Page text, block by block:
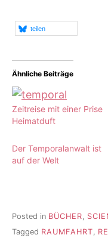
teilen
Ähnliche Beiträge
Zeitreise mit einer Prise
Heimatduft
Der Temporalanwalt ist
auf der Welt
Posted in BÜCHER
Tagged RAUMFAHRT,